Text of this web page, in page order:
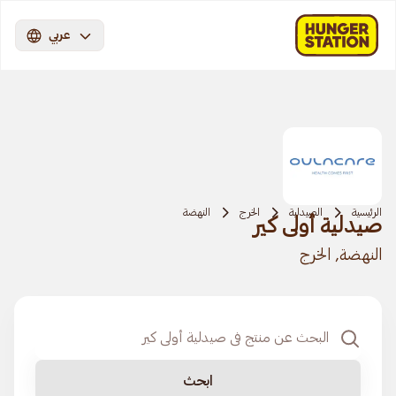
عربي
الرئيسية الصيدلية الخرج النهضة
صيدلية أولى كير
النهضة, الخرج
ابحث